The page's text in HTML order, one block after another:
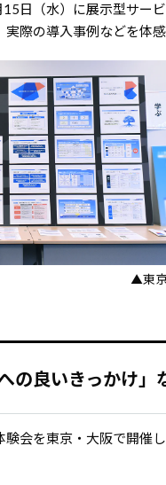
日（水）に展示型サー
際の導入事例などを体感
▲東
の良いきっかけ
会を東京・大阪で開催し